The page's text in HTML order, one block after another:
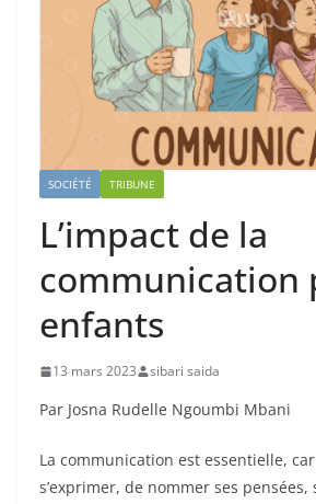
SOCIÉTÉ TRIBUNE
L’impact de la
communication
enfants
13 mars 2023 sibari saida
Par Josna Rudelle Ngoumbi Mbani
La communication est essentielle,
s’exprimer, de nommer ses pensées,